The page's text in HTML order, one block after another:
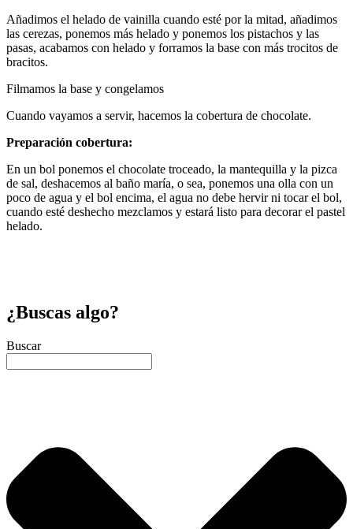
Añadimos el helado de vainilla cuando esté por la mitad, añadimos
las cerezas, ponemos más helado y ponemos los pistachos y las
pasas, acabamos con helado y forramos la base con más trocitos de
bracitos.
Filmamos la base y congelamos
Cuando vayamos a servir, hacemos la cobertura de chocolate.
Preparación cobertura:
En un bol ponemos el chocolate troceado, la mantequilla y la pizca
de sal, deshacemos al baño maría, o sea, ponemos una olla con un
poco de agua y el bol encima, el agua no debe hervir ni tocar el bol,
cuando esté deshecho mezclamos y estará listo para decorar el pastel
helado.
¿Buscas algo?
Buscar